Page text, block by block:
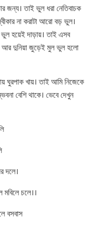
জন্য। তাই ভুল ধরা নেতিবাচক
না করাটা আরো বড় ভুল।
হয়েই দাড়ায়। তাই এসব
আর দুনিয়া জুড়েই মুল ভুল হলো
ঘুরপাক খায়। তাই আমি নিজেকে
বেশি থাকে। ভেবে দেখুন
দলে।
চলে।।
বসবাস